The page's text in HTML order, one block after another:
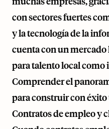
con sectores fuertes
y la tecnología de la
cuenta con un
para talento local
Comprender el
para construir con
Contratos de empleo y